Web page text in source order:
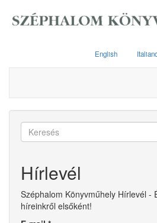
English
Keresés
Hírlevél
Széphalom Könyvműhely Hírlevél -
híreinkről elsőként!